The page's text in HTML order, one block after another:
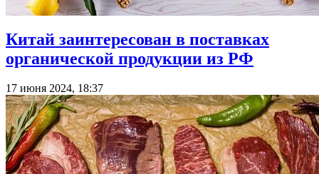
Китай заинтересован в поставках
органической продукции из РФ
17 июня 2024, 18:37